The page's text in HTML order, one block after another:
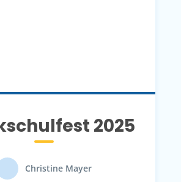
2025
Christine Mayer